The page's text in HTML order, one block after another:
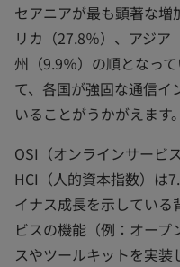
セアニアが最も顕著な増
リカ（27.8％）、アジア
州（9.9％）の順となっ
て、各国が強固な通信イ
いることがうかがえます。
OSI（オンラインサービ
HCI（人的資本指数）は
イナス成長を示してい
ビスの機能（例：オー
スやツールキットを実装